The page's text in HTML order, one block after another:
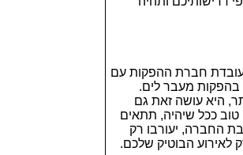
עובדת חברת ההפקות עם
בהפקות מעבר לים.
היא עושה זאת גם
טוב ככל שיהיה, תתאים
החברה, יעורבו רק